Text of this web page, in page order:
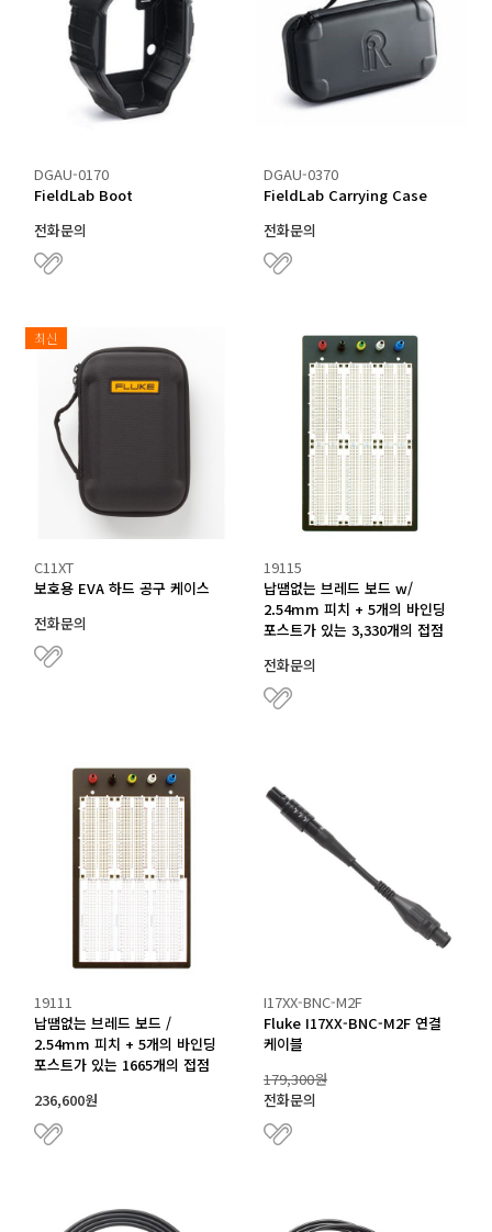
DGAU-0170
FieldLab Boot
전화문의
DGAU-0370
FieldLab Carrying Case
전화문의
최신
C11XT
보호용 EVA 하드 공구 케이스
전화문의
19115
납땜없는 브레드 보드 w/
2.54mm 피치 + 5개의 바인딩
포스트가 있는 3,330개의 접점
전화문의
19111
납땜없는 브레드 보드 /
2.54mm 피치 + 5개의 바인딩
포스트가 있는 1665개의 접점
236,600원
I17XX-BNC-M2F
Fluke I17XX-BNC-M2F 연결
케이블
179,300원
전화문의